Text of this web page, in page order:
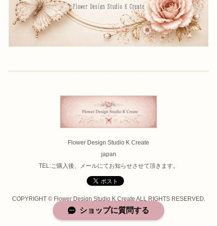
Flower Design Studio K Create
japan
TEL:ご購入後、メールにてお知らせさせて頂きます。
COPYRIGHT © Flower Design Studio K Create ALL RIGHTS RESERVED.
ショップに質問する